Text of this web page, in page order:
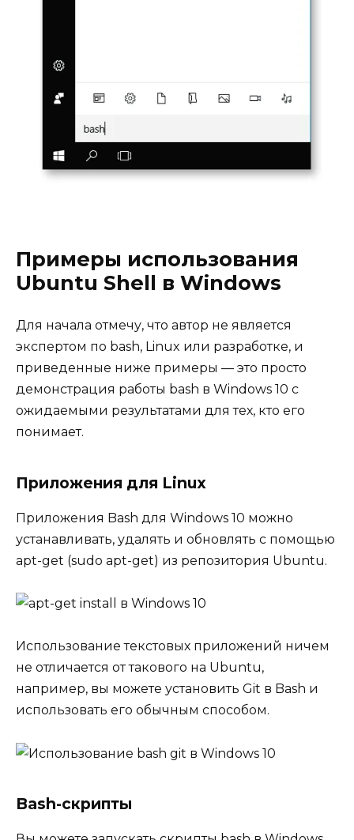
Примеры использования
Ubuntu Shell в Windows
Для начала отмечу, что автор не является
экспертом по bash, Linux или разработке, и
приведенные ниже примеры — это просто
демонстрация работы bash в Windows 10 с
ожидаемыми результатами для тех, кто его
понимает.
Приложения для Linux
Приложения Bash для Windows 10 можно
устанавливать, удалять и обновлять с помощью
apt-get (sudo apt-get) из репозитория Ubuntu.
Использование текстовых приложений ничем
не отличается от такового на Ubuntu,
например, вы можете установить Git в Bash и
использовать его обычным способом.
Bash-скрипты